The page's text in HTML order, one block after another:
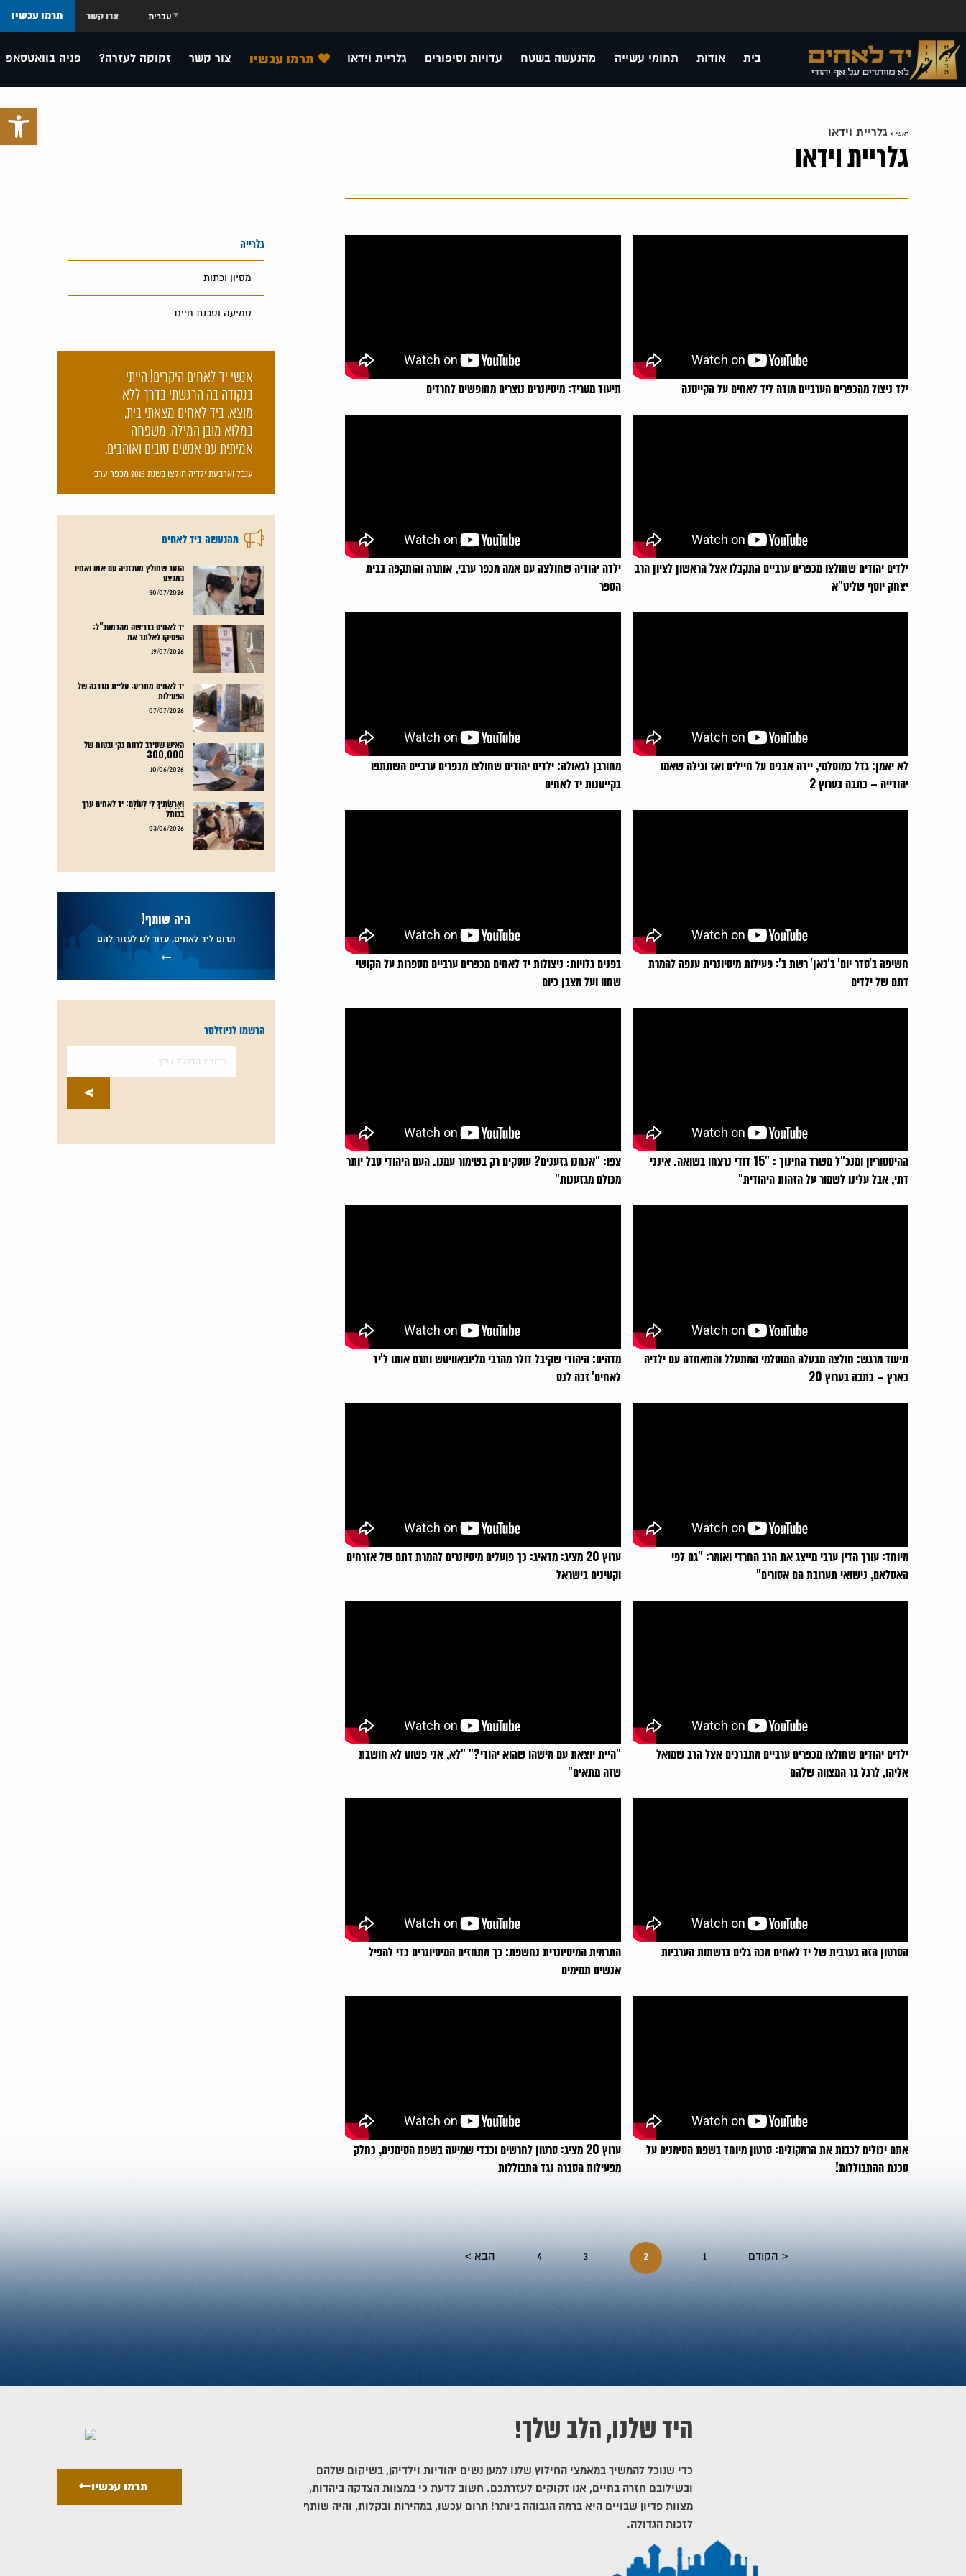
פתח
צרו קשר תרמו עכשיו
בית אודות תחומי עשייה מהנעשה בשטח עדויות וסיפורים גלריית וידאו תרמו עכשיו צור קשר זקוקה לעזרה? פניה בוואטסאפ
ראשי > גלריית וידאו
גלריית וידאו
ילד ניצול מהכפרים הערביים מודה ליד לאחים על הקייטנה תיעוד מטריד: מיסיונרים נוצרים מחופשים לחרדים
ילדים יהודים שחולצו מכפרים ערביים התקבלו אצל הראשון לציון הרב
יצחק יוסף שליט"א
ילדה יהודיה שחולצה עם אמה מכפר ערבי, אותרה והותקפה בבית
הספר
לא יאמן: גדל כמוסלמי, יידה אבנים על חיילים ואז וגילה שאמו
יהודייה – כתבה בערוץ 2
מחורבן לגאולה: ילדים יהודים שחולצו מכפרים ערביים השתתפו
בקייטנות יד לאחים
חשיפה ב'סדר יום' ב'כאן' רשת ב': פעילות מיסיונרית ענפה להמרת
דתם של ילדים
בפנים גלויות: ניצולות יד לאחים מכפרים ערביים מספרות על הקושי
שחוו ועל מצבן כיום
ההיסטוריון ומנכ"ל משרד החינוך : "15 דודי נרצחו בשואה. אינני
דתי, אבל עלינו לשמור על הזהות היהודית"
צפו: "אנחנו גזענים? עוסקים רק בשימור עמנו. העם היהודי סבל יותר
מכולם מגזענות"
תיעוד מרגש: חולצה מבעלה המוסלמי המתעלל והתאחדה עם ילדיה
בארץ – כתבה בערוץ 20
מדהים: היהודי שקיבל דולר מהרבי מליובאוויטש ותרם אותו ל'יד
לאחים' זכה לנס
מיוחד: עורך הדין ערבי מייצג את הרב החרדי ואומר: "גם לפי
האסלאם, נישואי תערובת הם אסורים"
ערוץ 20 מציג: מדאיג: כך פועלים מיסיונרים להמרת דתם של אזרחים
וקטינים בישראל
ילדים יהודים שחולצו מכפרים ערביים מתברכים אצל הרב שמואל
אליהו, לרגל בר המצווה שלהם
"היית יוצאת עם מישהו שהוא יהודי?" "לא, אני פשוט לא חושבת
שזה מתאים"
הסרטון הזה בערבית של יד לאחים מכה גלים ברשתות הערביות
התרמית המיסיונרית נחשפת: כך מתחזים המיסיונרים כדי להפיל
אנשים תמימים
אתם יכולים לכבות את הרמקולים: סרטון מיוחד בשפת הסימנים על
סכנת ההתבוללות!
ערוץ 20 מציג: סרטון לחרשים וכבדי שמיעה בשפת הסימנים, כחלק
מפעילות הסברה נגד התבוללות
הקודם 1
2
3
4 הבא
גלרייה
מסיון וכתות
טמיעה וסכנת חיים
אנשי יד לאחים היקרים! הייתי
בנקודה בה הרגשתי בדרך ללא
מוצא. ביד לאחים מצאתי בית,
במלוא מובן המילה. משפחה
אמיתית עם אנשים טובים ואוהבים.
ענבל וארבעת ילדיה חולצו בשנת 2015 מכפר ערבי
מהנעשה ביד לאחים
הנער שחולץ מטנזניה עם אמו ואחיו
במבצע
30/07/2026
יד לאחים בדרישה מהרמטכ"ל:
הפסיקו לאלתר את
19/07/2026
יד לאחים מתריע: עליית מדרגה של
הפעילות
07/07/2026
האיש שסירב לרווח נקי ובטוח של
300,000
10/06/2026
וְאֵרַשְׂתִּיךְ לִי לְעוֹלָם: יד לאחים ערך
בכותל
03/06/2026
היה שותף!
תרום ליד לאחים, עזור לנו לעזור להם
הרשמו לניוזלטר
היד שלנו, הלב שלך!
כדי שנוכל להמשיך במאמצי החילוץ שלנו למען נשים יהודיות וילדיהן, בשיקום שלהם
ובשילובם חזרה בחיים, אנו זקוקים לעזרתכם. חשוב לדעת כי במצוות הצדקה ביהדות,
מצוות פדיון שבויים היא ברמה הגבוהה ביותר! תרום עכשו, במהירות ובקלות, והיה שותף
לזכות הגדולה.
תרמו עכשיו